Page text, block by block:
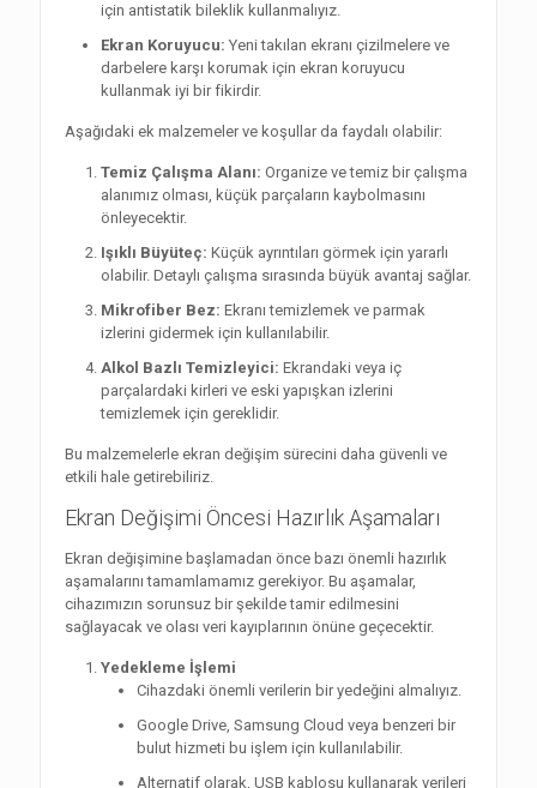
için antistatik bileklik kullanmalıyız.
Ekran Koruyucu: Yeni takılan ekranı çizilmelere ve
darbelere karşı korumak için ekran koruyucu
kullanmak iyi bir fikirdir.
Aşağıdaki ek malzemeler ve koşullar da faydalı olabilir:
Temiz Çalışma Alanı: Organize ve temiz bir çalışma
alanımız olması, küçük parçaların kaybolmasını
önleyecektir.
Işıklı Büyüteç: Küçük ayrıntıları görmek için yararlı
olabilir. Detaylı çalışma sırasında büyük avantaj sağlar.
Mikrofiber Bez: Ekranı temizlemek ve parmak
izlerini gidermek için kullanılabilir.
Alkol Bazlı Temizleyici: Ekrandaki veya iç
parçalardaki kirleri ve eski yapışkan izlerini
temizlemek için gereklidir.
Bu malzemelerle ekran değişim sürecini daha güvenli ve
etkili hale getirebiliriz.
Ekran Değişimi Öncesi Hazırlık Aşamaları
Ekran değişimine başlamadan önce bazı önemli hazırlık
aşamalarını tamamlamamız gerekiyor. Bu aşamalar,
cihazımızın sorunsuz bir şekilde tamir edilmesini
sağlayacak ve olası veri kayıplarının önüne geçecektir.
Yedekleme İşlemi
Cihazdaki önemli verilerin bir yedeğini almalıyız.
Google Drive, Samsung Cloud veya benzeri bir
bulut hizmeti bu işlem için kullanılabilir.
Alternatif olarak, USB kablosu kullanarak verileri